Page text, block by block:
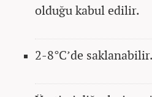
olduğu kabul edilir.
2-8°C’de saklanabilir.